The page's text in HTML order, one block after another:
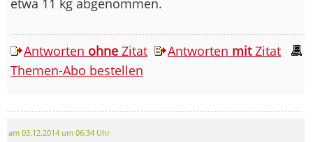
etwa 11 kg abgenommen.
Antworten ohne Zitat Antworten mitZitat
Themen-Abo bestellen
am 03.12.2014 um 06:34 Uhr